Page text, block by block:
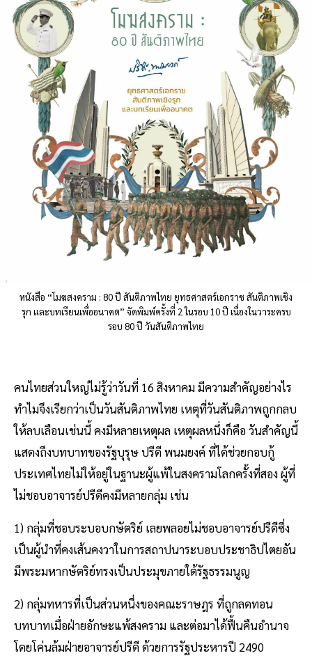
หนังสือ “โมฆสงคราม : 80 ปี สันติภาพไทย ยุทธศาสตร์เอกราช สันติภาพเชิง
รุก และบทเรียนเพื่ออนาคต” จัดพิมพ์ครั้งที่ 2 ในรอบ 10 ปี เนื่องในวาระครบ
รอบ 80 ปี วันสันติภาพไทย
คนไทยส่วนใหญ่ไม่รู้ว่าวันที่ 16 สิงหาคม มีความสำคัญอย่างไร
ทำไมจึงเรียกว่าเป็นวันสันติภาพไทย เหตุที่วันสันติภาพถูกกลบ
ให้ลบเลือนเช่นนี้ คงมีหลายเหตุผล เหตุผลหนึ่งก็คือ วันสำคัญนี้
แสดงถึงบทบาทของรัฐบุรุษ ปรีดี พนมยงค์ ที่ได้ช่วยกอบกู้
ประเทศไทยไม่ให้อยู่ในฐานะผู้แพ้ในสงครามโลกครั้งที่สอง ผู้ที่
ไม่ชอบอาจารย์ปรีดีคงมีหลายกลุ่ม เช่น
1) กลุ่มที่ชอบระบอบกษัตริย์ เลยพลอยไม่ชอบอาจารย์ปรีดีซึ่ง
เป็นผู้นำที่คงเส้นคงวาในการสถาปนาระบอบประชาธิปไตยอัน
มีพระมหากษัตริย์ทรงเป็นประมุขภายใต้รัฐธรรมนูญ
2) กลุ่มทหารที่เป็นส่วนหนึ่งของคณะราษฎร ที่ถูกลดทอน
บทบาทเมื่อฝ่ายอักษะแพ้สงคราม และต่อมาได้ฟื้นคืนอำนาจ
โดยโค่นล้มฝ่ายอาจารย์ปรีดี ด้วยการรัฐประหารปี 2490